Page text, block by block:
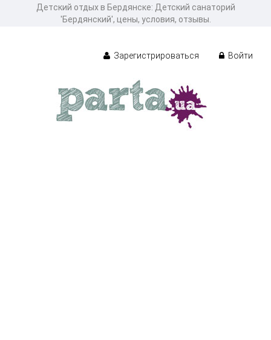
Детcкий отдых в Бердянске: Детский санаторий
'Бердянский', цены, условия, отзывы.
Зарегистрироваться Войти